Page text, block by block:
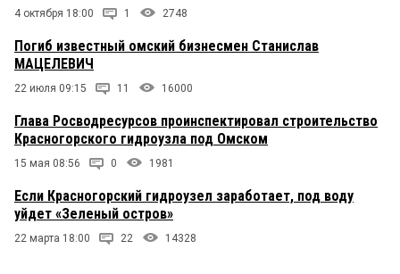
4 октября 18:00 1 2748
Погиб известный омский бизнесмен Станислав
МАЦЕЛЕВИЧ
22 июля 09:15 11 16000
Глава Росводресурсов проинспектировал строительство
Красногорского гидроузла под Омском
15 мая 08:56 0 1981
Если Красногорский гидроузел заработает, под воду
уйдет «Зеленый остров»
22 марта 18:00 22 14328